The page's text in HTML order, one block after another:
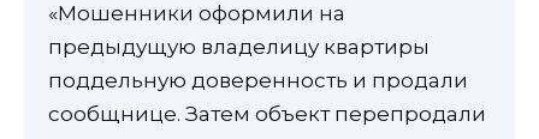
«Мошенники оформили на
предыдущую владелицу квартиры
поддельную доверенность и продали
сообщнице. Затем объект перепродали